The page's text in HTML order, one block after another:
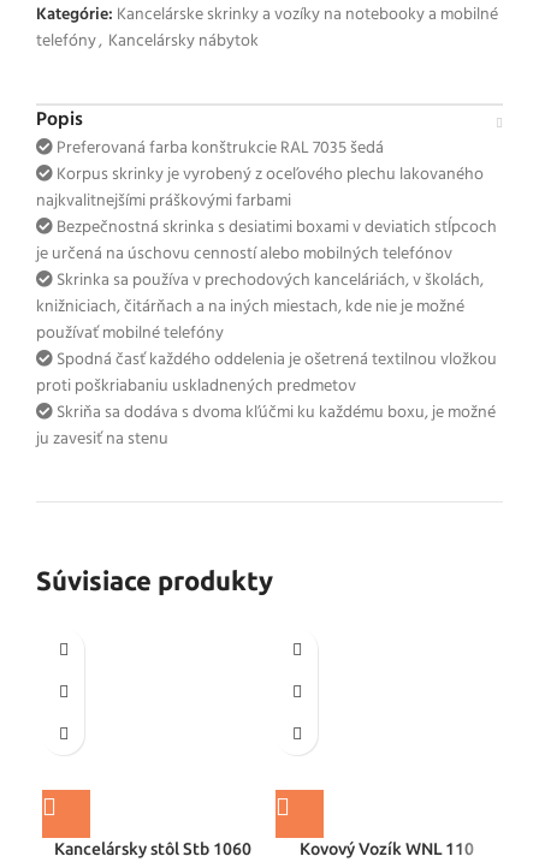
Kategórie: Kancelárske skrinky a vozíky na notebooky a mobilné
telefóny, Kancelársky nábytok
Popis
Preferovaná farba konštrukcie RAL 7035 šedá
Korpus skrinky je vyrobený z oceľového plechu lakovaného
najkvalitnejšími práškovými farbami
Bezpečnostná skrinka s desiatimi boxami v deviatich stĺpcoch
je určená na úschovu cenností alebo mobilných telefónov
Skrinka sa používa v prechodových kanceláriách, v školách,
knižniciach, čitárňach a na iných miestach, kde nie je možné
používať mobilné telefóny
Spodná časť každého oddelenia je ošetrená textilnou vložkou
proti poškriabaniu uskladnených predmetov
Skriňa sa dodáva s dvoma kľúčmi ku každému boxu, je možné
ju zavesiť na stenu
Súvisiace produkty
Kancelársky stôl Stb 1060 Kovový Vozík WNL 110